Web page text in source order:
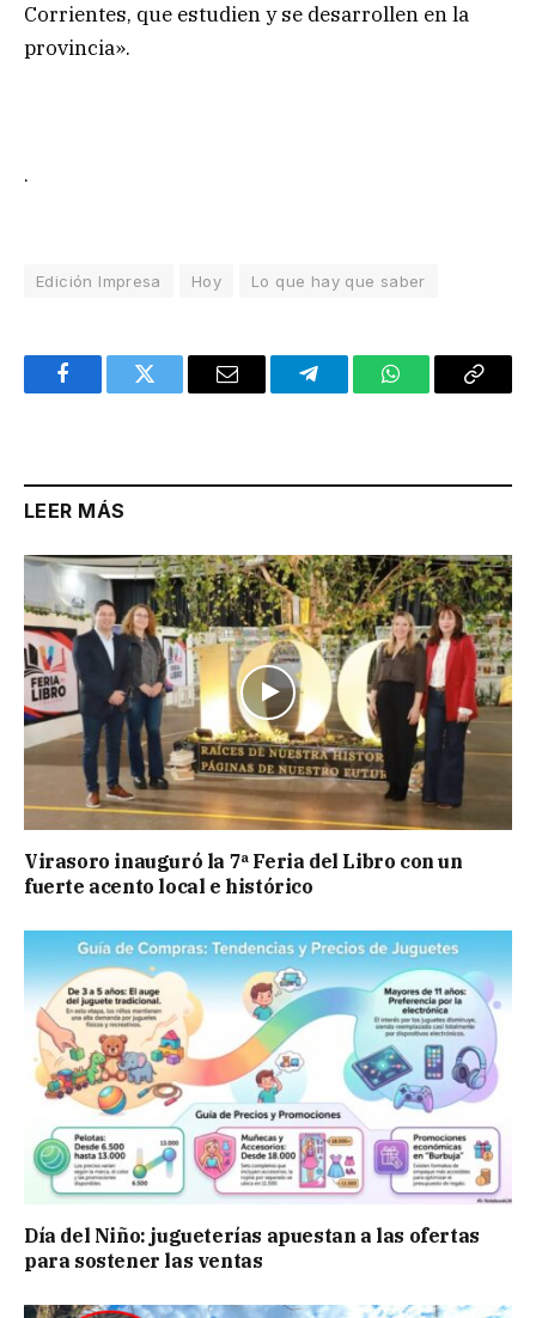
Corrientes, que estudien y se desarrollen en la
provincia».
.
Edición Impresa Hoy Lo que hay que saber
FacebookTwitter Email TelegramWhatsAppCopy
LEER MÁS
Virasoro inauguró la 7ª Feria del Libro con un
fuerte acento local e histórico
Día del Niño: jugueterías apuestan a las ofertas
para sostener las ventas